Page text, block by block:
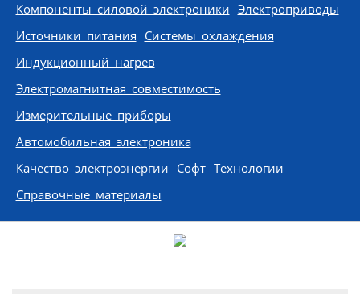
Компоненты силовой электроники Электроприводы
Источники питания Системы охлаждения
Индукционный нагрев
Электромагнитная совместимость
Измерительные приборы
Автомобильная электроника
Качество электроэнергии Софт Технологии
Справочные материалы